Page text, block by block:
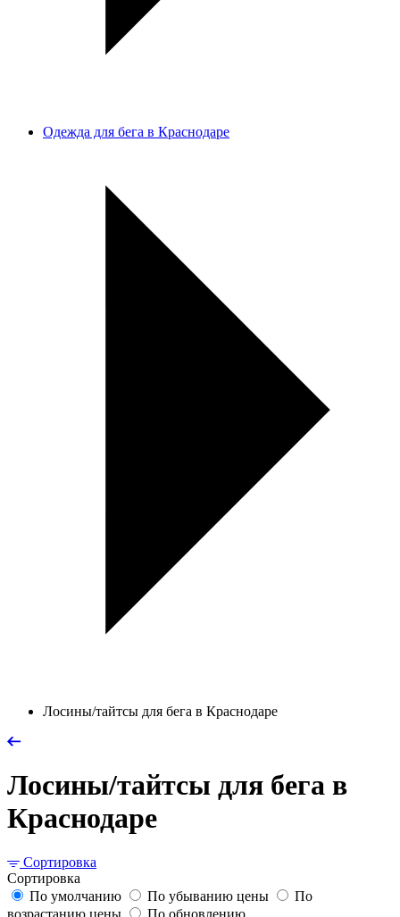
Одежда для бега в Краснодаре
Лосины/тайтсы для бега в Краснодаре
Лосины/тайтсы для бега в
Краснодаре
Сортировка
Сортировка
По умолчанию
По убыванию цены
По
возрастанию цены
По обновлению